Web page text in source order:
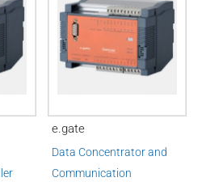
e.gate
Data Concentrator and
Communication